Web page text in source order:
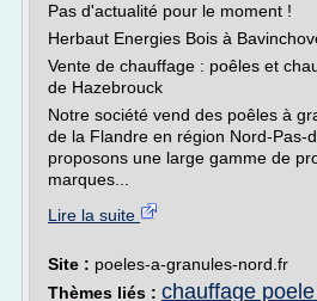
Pas d'actualité pour le moment !
Herbaut Energies Bois à
Vente de chauffage : poêles et
de Hazebrouck
Notre société vend des poêles à
de la Flandre en région Nord-Pas-
proposons une large gamme de
marques...
Lire la suite
Site : poeles-a-granules-nord.fr
Thèmes liés : chauffage